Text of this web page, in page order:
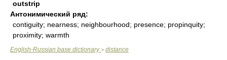
outstrip
Антонимический ряд:
contiguity; nearness; neighbourhood; presence; propinquity;
proximity; warmth
English-Russian base dictionary> distance